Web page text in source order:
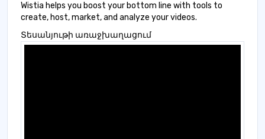
Wistia helps you boost your bottom line with tools to
create, host, market, and analyze your videos.
Տեսանյութի առաջխաղացում